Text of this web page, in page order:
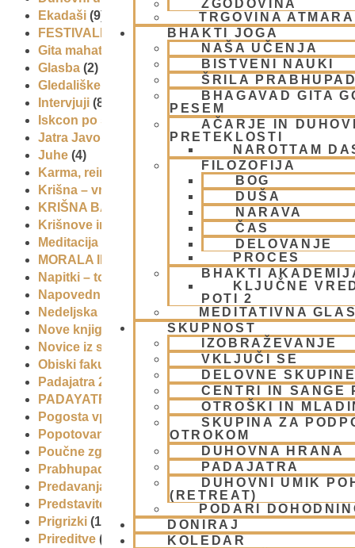
ZGODOVINA
TRGOVINA
BHAKTI JOGA
NAŠA UČENJA
BISTVENI NAUKI
ŠRILA
BHAGAVAD GITA
PESEM
AČARJE IN
PRETEKLOSTI
NAROTTAM
FILOZOFIJA
BOG
DUŠA
NARAVA
ČAS
DELOVANJE
PROCES
BHAKTI
KLJUČNE
POTI 2
MEDITATIVNA
SKUPNOST
IZOBRAŽEVANJE
VKLJUČI SE
DELOVNE
CENTRI IN SANGE
OTROŠKI IN
SKUPINA ZA
OTROKOM
DUHOVNA HRANA
PADAJATRA
DUHOVNI UMIK
(RETREAT)
PODARI
DONIRAJ
KOLEDAR
Ekadaši (9)
FESTIVALI
(10)
Gita mahatmja
Glasba (2)
Gledališke igre
Intervjuji (8)
Iskcon po svetu
Jatra Javornik 2008
(1)
Juhe (4)
Karma, reinkarnacija in bhakti(8)
Krišna – vrhovna božanska oseba(7)
KRIŠNA BAZAR
Krišnove inkarnacije
Meditacija
MORALA IN ETIKA
Napitki – topli
Napovednik
Nedeljska predavanja in festivali (1)
Nove knjige
(6)
Novice iz skupnosti(1)
Obiski fakultete – šole (6)
Padajatra 2008
PADAYATRA
Pogosta vprašanja
Popotovanja
Poučne zgodbe in nauki
Prabhupadovi učenci in ostali(3)
Predavanja
Predstavitev
Prigrizki (1)
Prireditve (7)